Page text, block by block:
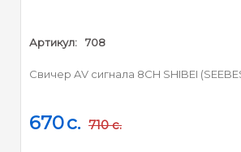
Артикул: 708
Свичер AV сигнала 8CH SHIBEI
670c. 710 c.